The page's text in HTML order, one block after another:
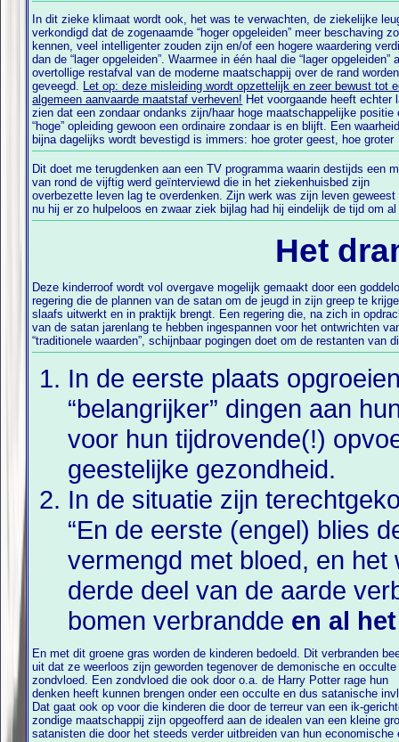
In dit zieke klimaat wordt ook, het was te verwachten, de ziekelijke
verkondigd dat de zogenaamde “hoger opgeleiden” meer beschaving
kennen, veel intelligenter zouden zijn en/of een hogere waardering
dan de “lager opgeleiden”. Waarmee in één haal die “lager opgeleiden”
overtollige restafval van de moderne maatschappij over de rand worden
geveegd. Let op: deze misleiding wordt opzettelijk en zeer bewust tot
algemeen aanvaarde maatstaf verheven! Het voorgaande heeft echter
zien dat een zondaar ondanks zijn/haar hoge maatschappelijke positie
“hoge” opleiding gewoon een ordinaire zondaar is en blijft. Een
bijna dagelijks wordt bevestigd is immers: hoe groter geest, hoe groter
Dit doet me terugdenken aan een TV programma waarin destijds een
van rond de vijftig werd geïnterviewd die in het ziekenhuisbed zijn
overbezette leven lag te overdenken. Zijn werk was zijn leven geweest
nu hij er zo hulpeloos en zwaar ziek bijlag had hij eindelijk de tijd om
fouten te overdenken. Met berouw in zijn stem gaf hij toe dat hij zijn
en kinderen veel te weinig aandacht had gegeven. Waarop hij het vaste
Het
Deze kinderroof wordt vol overgave mogelijk gemaakt door een
regering die de plannen van de satan om de jeugd in zijn greep te
slaafs uitwerkt en in praktijk brengt. Een regering die, na zich in
van de satan jarenlang te hebben ingespannen voor het ontwrichten
“traditionele waarden”, schijnbaar pogingen doet om de restanten van
In de eerste plaats
“belangrijker” dingen aan
voor hun tijdrovende(!)
geestelijke gezondheid.
In de situatie zijn
“En de eerste (engel) blies
vermengd met bloed, en
derde deel van de aarde
bomen verbrandde en al
En met dit groene gras worden de kinderen bedoeld. Dit verbranden
uit dat ze weerloos zijn geworden tegenover de demonische en occulte
zondvloed. Een zondvloed die ook door o.a. de Harry Potter rage hun
denken heeft kunnen brengen onder een occulte en dus satanische
Dat gaat ook op voor die kinderen die door de terreur van een ik-
zondige maatschappij zijn opgeofferd aan de idealen van een kleine
satanisten die door het steeds verder uitbreiden van hun economische
politieke macht de (wereld)bevolking in hun greep hebben weten te
En dan te bedenken dat massa's ouders daar zelf aan hebben meegewerkt
door hun hebzucht, hun eergevoel, het persé moeten bezitten van een eigen
huis en hun jacht naar een “succesvolle” carrière. Zoals de titel van
pagina al doet vermoeden zullen zij het, eenmaal staande tegenover